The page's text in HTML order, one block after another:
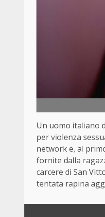
Un uomo italiano
per violenza
network e, al
fornite dalla
carcere di San
tentata rapina